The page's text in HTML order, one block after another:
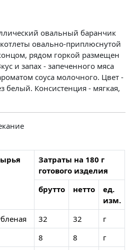
овальный баранчик
овально-приплюснутой
рядом горкой размещен
и запах - запеченного мяса
соуса молочного. Цвет -
белый. Консистенция - мягкая,
Затраты на 180 г
готового изделия
брутто
нетто
ед.
изм.
32 32
г
8 8
г